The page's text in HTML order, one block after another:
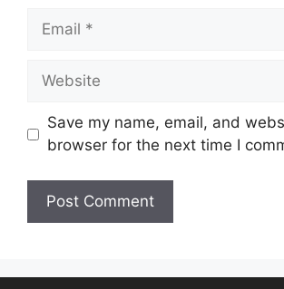
Save my name, email, and
browser for the next time I